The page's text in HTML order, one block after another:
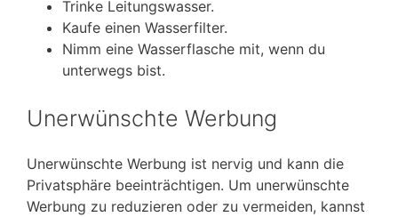
Trinke Leitungswasser.
Kaufe einen Wasserfilter.
Nimm eine Wasserflasche mit, wenn du
unterwegs bist.
Unerwünschte Werbung
Unerwünschte Werbung ist nervig und kann die
Privatsphäre beeinträchtigen. Um unerwünschte
Werbung zu reduzieren oder zu vermeiden, kannst